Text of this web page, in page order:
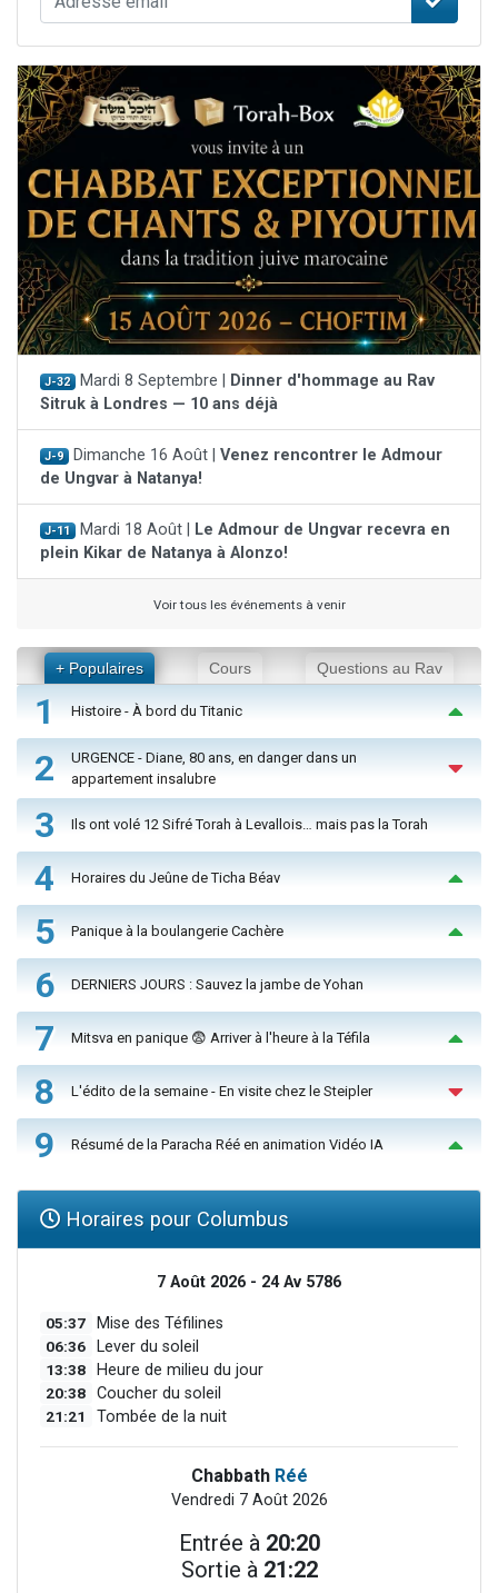
J-32 Mardi 8 Septembre |
Dinner d'hommage au Rav
Sitruk à Londres — 10 ans déjà
J-9 Dimanche 16 Août | Venez rencontrer le Admour
de Ungvar à Natanya!
J-11 Mardi 18 Août |
Le Admour de Ungvar recevra en
plein Kikar de Natanya à Alonzo!
Voir tous les événements à venir
+ Populaires Cours Questions au Rav
1 Histoire - À bord du Titanic
2
URGENCE - Diane, 80 ans, en danger dans un
appartement insalubre
3 Ils ont volé 12 Sifré Torah à Levallois… mais pas la Torah
4 Horaires du Jeûne de Ticha Béav
5 Panique à la boulangerie Cachère
6 DERNIERS JOURS : Sauvez la jambe de Yohan
7 Mitsva en panique 😨 Arriver à l'heure à la Téfila
8 L'édito de la semaine - En visite chez le Steipler
9 Résumé de la Paracha Réé en animation Vidéo IA
Horaires pour Columbus
7 Août 2026 - 24 Av 5786
05:37 Mise des Téfilines
06:36 Lever du soleil
13:38 Heure de milieu du jour
20:38 Coucher du soleil
21:21 Tombée de la nuit
Chabbath Réé
Vendredi 7 Août 2026
Entrée à 20:20
Sortie à 21:22